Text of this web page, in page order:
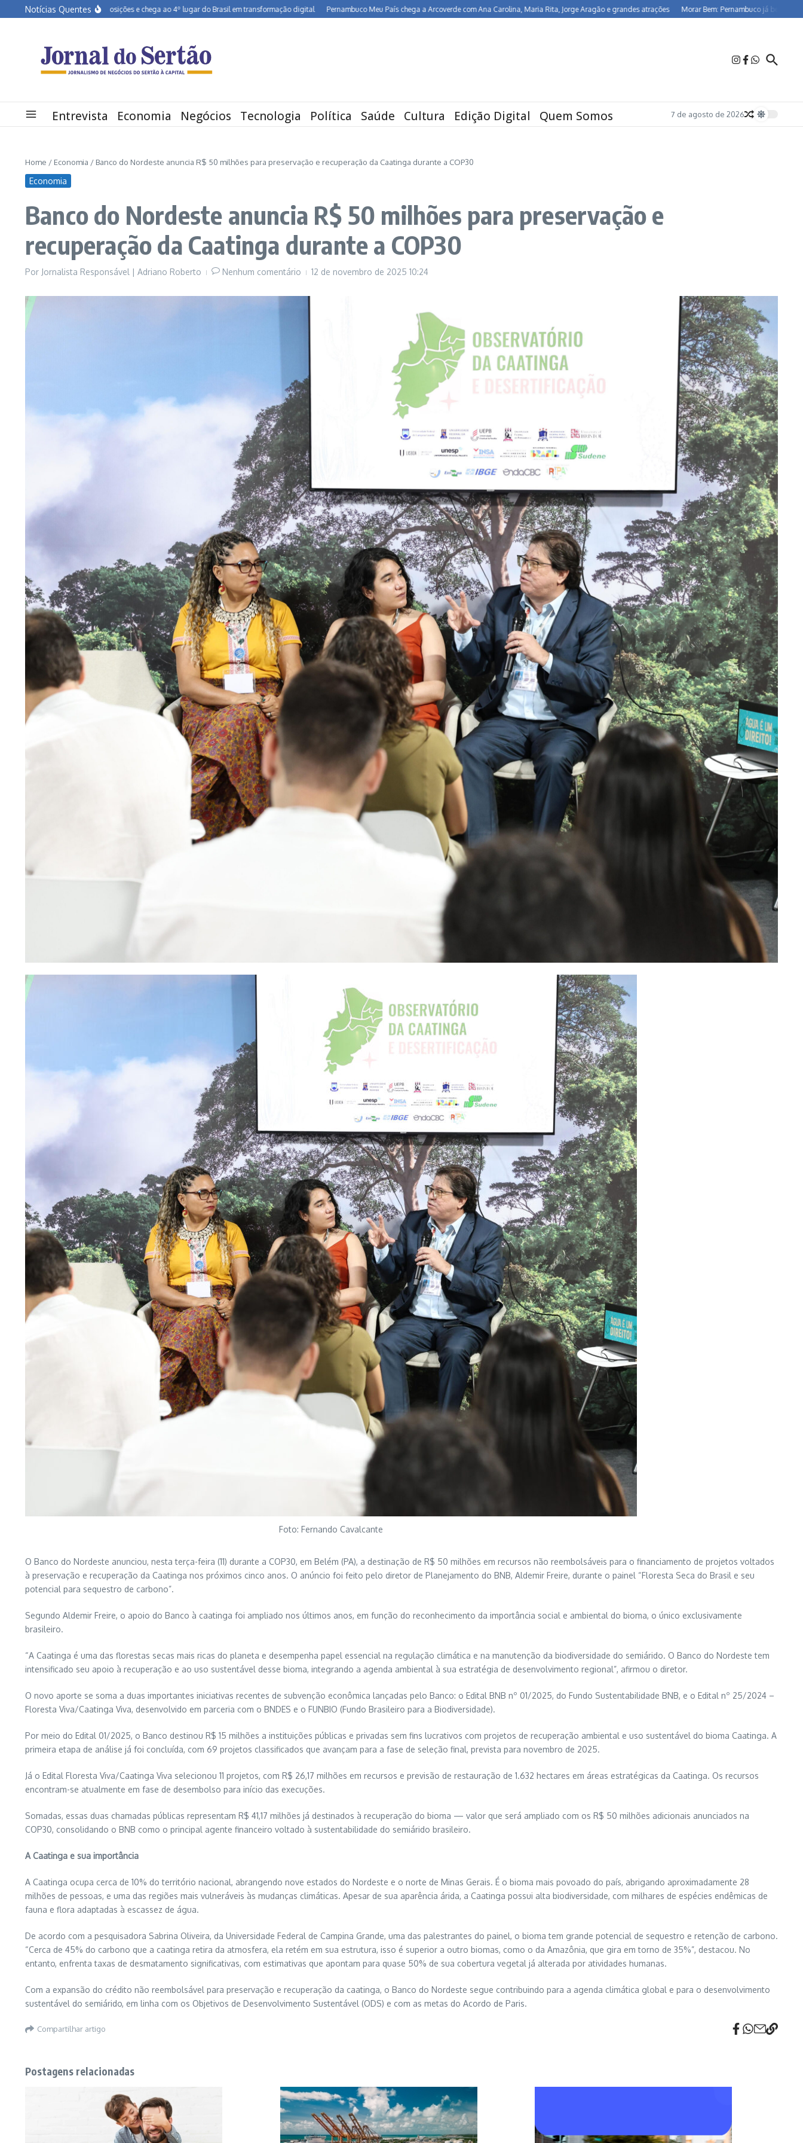
Ir para o conteúdo
Notícias Quentes
Pernambuco salta dez posições e chega ao 4º lugar do Brasil em transformação digital Pernambuco Meu País chega a Arcoverde com Ana Carolina, Maria Rita, Jorge Aragão e grandes atrações Morar Bem: Pernambuco já beneficia 26,5 mil
Entrevista Economia Negócios Tecnologia Política Saúde Cultura Edição Digital Quem Somos 7 de agosto de 2026
Home / Economia / Banco do Nordeste anuncia R$ 50 milhões para preservação e recuperação da Caatinga durante a COP30
Economia
Banco do Nordeste anuncia R$ 50 milhões para preservação e
recuperação da Caatinga durante a COP30
Por Jornalista Responsável | Adriano Roberto Nenhum comentário 12 de novembro de 2025 10:24
Foto: Fernando Cavalcante
O Banco do Nordeste anunciou, nesta terça-feira (11) durante a COP30, em Belém (PA), a destinação de R$ 50 milhões em recursos não reembolsáveis para o financiamento de projetos voltados
à preservação e recuperação da Caatinga nos próximos cinco anos. O anúncio foi feito pelo diretor de Planejamento do BNB, Aldemir Freire, durante o painel “Floresta Seca do Brasil e seu
potencial para sequestro de carbono”.
Segundo Aldemir Freire, o apoio do Banco à caatinga foi ampliado nos últimos anos, em função do reconhecimento da importância social e ambiental do bioma, o único exclusivamente
brasileiro.
“A Caatinga é uma das florestas secas mais ricas do planeta e desempenha papel essencial na regulação climática e na manutenção da biodiversidade do semiárido. O Banco do Nordeste tem
intensificado seu apoio à recuperação e ao uso sustentável desse bioma, integrando a agenda ambiental à sua estratégia de desenvolvimento regional”, afirmou o diretor.
O novo aporte se soma a duas importantes iniciativas recentes de subvenção econômica lançadas pelo Banco: o Edital BNB nº 01/2025, do Fundo Sustentabilidade BNB, e o Edital nº 25/2024 –
Floresta Viva/Caatinga Viva, desenvolvido em parceria com o BNDES e o FUNBIO (Fundo Brasileiro para a Biodiversidade).
Por meio do Edital 01/2025, o Banco destinou R$ 15 milhões a instituições públicas e privadas sem fins lucrativos com projetos de recuperação ambiental e uso sustentável do bioma Caatinga. A
primeira etapa de análise já foi concluída, com 69 projetos classificados que avançam para a fase de seleção final, prevista para novembro de 2025.
Já o Edital Floresta Viva/Caatinga Viva selecionou 11 projetos, com R$ 26,17 milhões em recursos e previsão de restauração de 1.632 hectares em áreas estratégicas da Caatinga. Os recursos
encontram-se atualmente em fase de desembolso para início das execuções.
Somadas, essas duas chamadas públicas representam R$ 41,17 milhões já destinados à recuperação do bioma — valor que será ampliado com os R$ 50 milhões adicionais anunciados na
COP30, consolidando o BNB como o principal agente financeiro voltado à sustentabilidade do semiárido brasileiro.
A Caatinga e sua importância
A Caatinga ocupa cerca de 10% do território nacional, abrangendo nove estados do Nordeste e o norte de Minas Gerais. É o bioma mais povoado do país, abrigando aproximadamente 28
milhões de pessoas, e uma das regiões mais vulneráveis às mudanças climáticas. Apesar de sua aparência árida, a Caatinga possui alta biodiversidade, com milhares de espécies endêmicas de
fauna e flora adaptadas à escassez de água.
De acordo com a pesquisadora Sabrina Oliveira, da Universidade Federal de Campina Grande, uma das palestrantes do painel, o bioma tem grande potencial de sequestro e retenção de carbono.
“Cerca de 45% do carbono que a caatinga retira da atmosfera, ela retém em sua estrutura, isso é superior a outro biomas, como o da Amazônia, que gira em torno de 35%”, destacou. No
entanto, enfrenta taxas de desmatamento significativas, com estimativas que apontam para quase 50% de sua cobertura vegetal já alterada por atividades humanas.
Com a expansão do crédito não reembolsável para preservação e recuperação da caatinga, o Banco do Nordeste segue contribuindo para a agenda climática global e para o desenvolvimento
sustentável do semiárido, em linha com os Objetivos de Desenvolvimento Sustentável (ODS) e com as metas do Acordo de Paris.
Compartilhar artigo
Postagens relacionadas